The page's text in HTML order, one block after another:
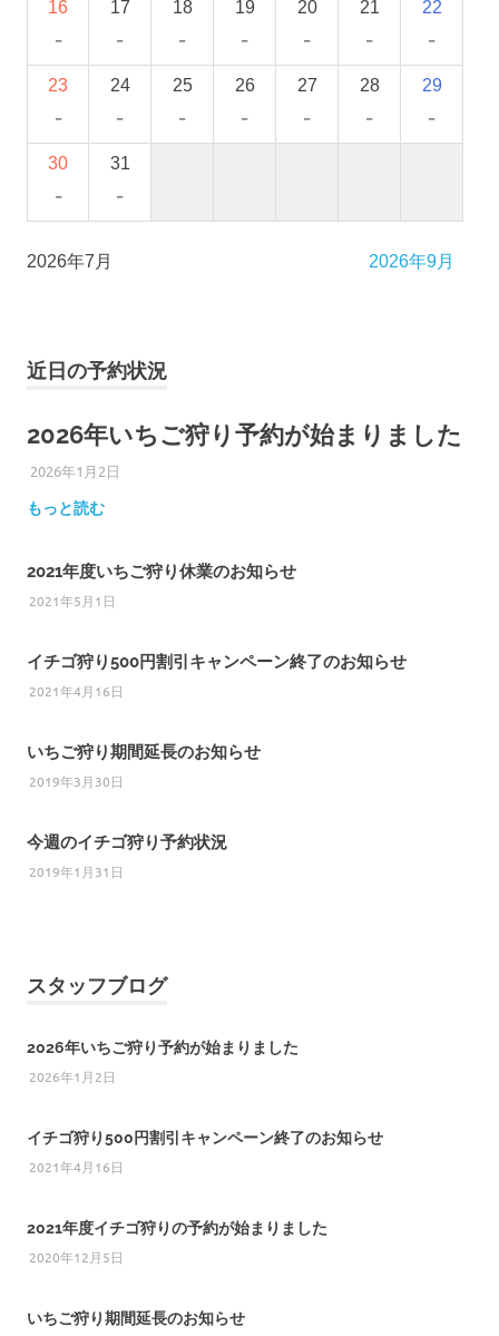
16
-
17
-
18
-
19
-
20
-
21
-
22
-
23
-
24
-
25
-
26
-
27
-
28
-
29
-
30
-
31
-
2026年7月 2026年9月
近日の予約状況
2026年いちご狩り予約が始まりました
2026年1月2日
もっと読む
2021年度いちご狩り休業のお知らせ
2021年5月1日
イチゴ狩り500円割引キャンペーン終了のお知らせ
2021年4月16日
いちご狩り期間延長のお知らせ
2019年3月30日
今週のイチゴ狩り予約状況
2019年1月31日
スタッフブログ
2026年いちご狩り予約が始まりました
2026年1月2日
イチゴ狩り500円割引キャンペーン終了のお知らせ
2021年4月16日
2021年度イチゴ狩りの予約が始まりました
2020年12月5日
いちご狩り期間延長のお知らせ